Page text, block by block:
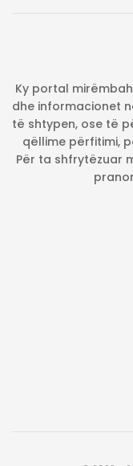
Ky portal
dhe informacionet
të shtypen, ose të
qëllime përfitimi,
Për ta shfrytëzuar